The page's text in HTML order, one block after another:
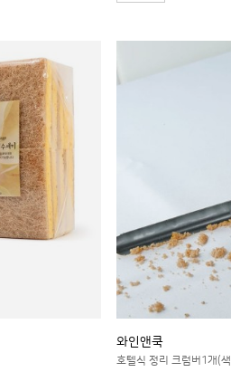
와인앤쿡
호텔식 정리 크럼버1개(